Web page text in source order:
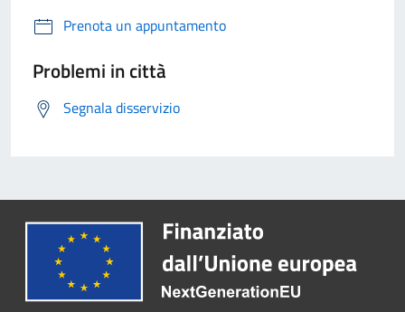
Prenota un appuntamento
Problemi in città
Segnala disservizio